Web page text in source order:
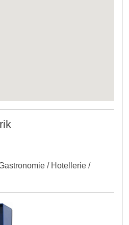
/ Hotellerie /